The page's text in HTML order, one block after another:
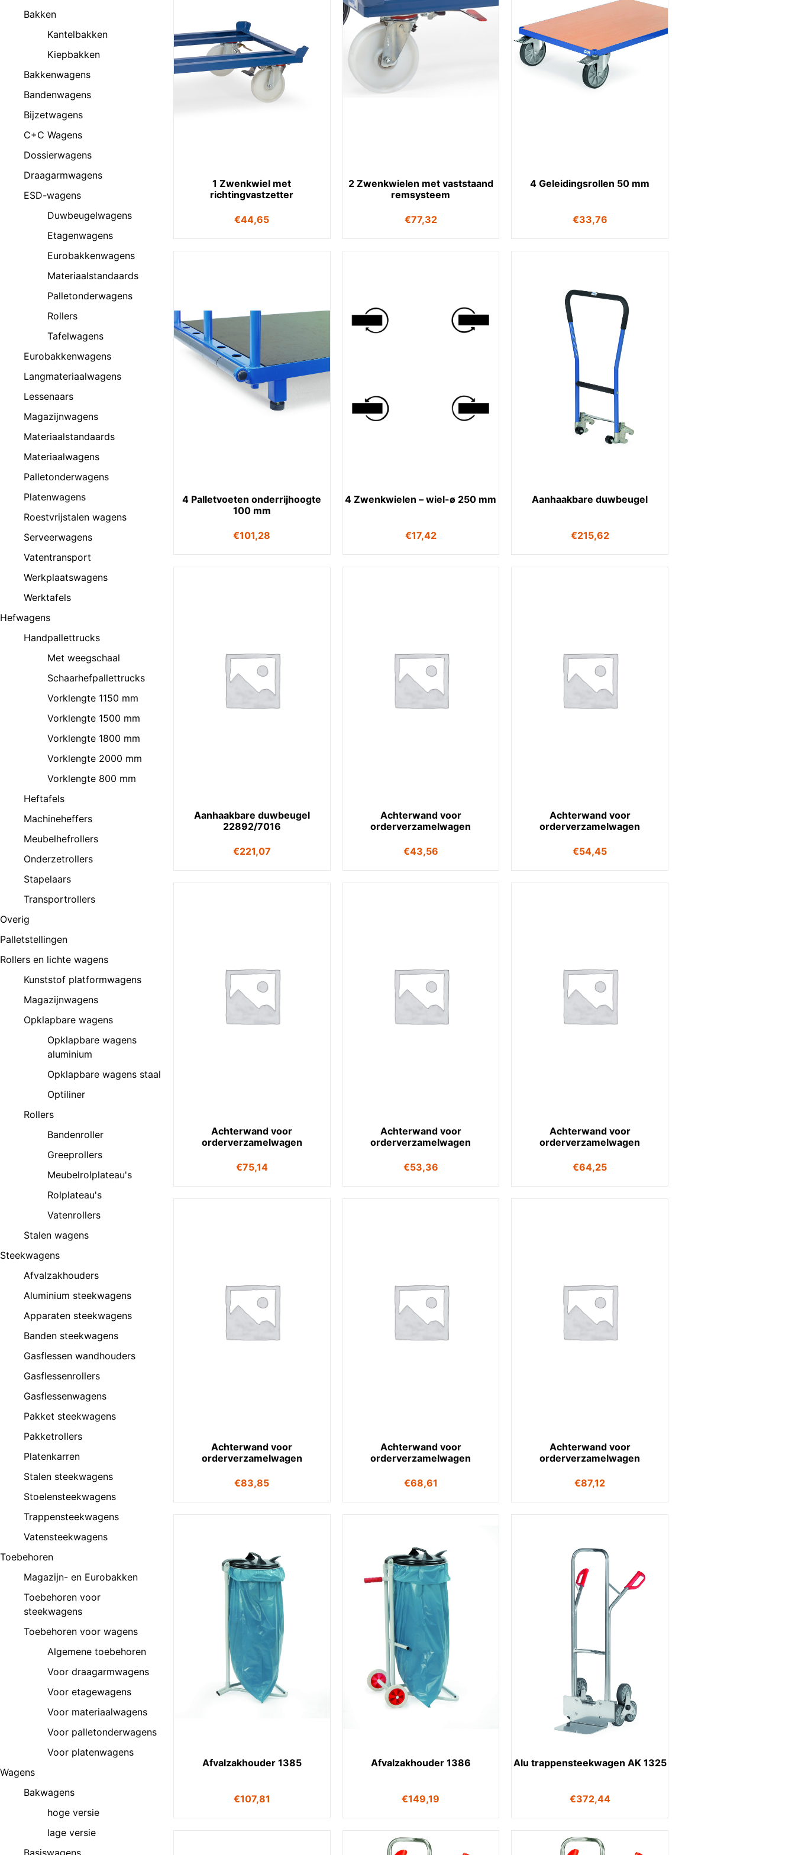
Bakken
Kantelbakken
Kiepbakken
Bakkenwagens
Bandenwagens
Bijzetwagens
C+C Wagens
Dossierwagens
Draagarmwagens
ESD-wagens
Duwbeugelwagens
Etagenwagens
Eurobakkenwagens
Materiaalstandaards
Palletonderwagens
Rollers
Tafelwagens
Eurobakkenwagens
Langmateriaalwagens
Lessenaars
Magazijnwagens
Materiaalstandaards
Materiaalwagens
Palletonderwagens
Platenwagens
Roestvrijstalen wagens
Serveerwagens
Vatentransport
Werkplaatswagens
Werktafels
Hefwagens
Handpallettrucks
Met weegschaal
Schaarhefpallettrucks
Vorklengte 1150 mm
Vorklengte 1500 mm
Vorklengte 1800 mm
Vorklengte 2000 mm
Vorklengte 800 mm
Heftafels
Machineheffers
Meubelhefrollers
Onderzetrollers
Stapelaars
Transportrollers
Overig
Palletstellingen
Rollers en lichte wagens
Kunststof platformwagens
Magazijnwagens
Opklapbare wagens
Opklapbare wagens
aluminium
Opklapbare wagens staal
Optiliner
Rollers
Bandenroller
Greeprollers
Meubelrolplateau's
Rolplateau's
Vatenrollers
Stalen wagens
Steekwagens
Afvalzakhouders
Aluminium steekwagens
Apparaten steekwagens
Banden steekwagens
Gasflessen wandhouders
Gasflessenrollers
Gasflessenwagens
Pakket steekwagens
Pakketrollers
Platenkarren
Stalen steekwagens
Stoelensteekwagens
Trappensteekwagens
Vatensteekwagens
Toebehoren
Magazijn- en Eurobakken
Toebehoren voor
steekwagens
Toebehoren voor wagens
Algemene toebehoren
Voor draagarmwagens
Voor etagewagens
Voor materiaalwagens
Voor palletonderwagens
Voor platenwagens
Wagens
Bakwagens
hoge versie
lage versie
Basiswagens
1 Zwenkwiel met
richtingvastzetter
€44,65
2 Zwenkwielen met vaststaand
remsysteem
€77,32
4 Geleidingsrollen 50 mm
€33,76
4 Palletvoeten onderrijhoogte
100 mm
€101,28
4 Zwenkwielen – wiel-ø 250 mm
€17,42
Aanhaakbare duwbeugel
€215,62
Aanhaakbare duwbeugel
22892/7016
€221,07
Achterwand voor
orderverzamelwagen
€43,56
Achterwand voor
orderverzamelwagen
€54,45
Achterwand voor
orderverzamelwagen
€75,14
Achterwand voor
orderverzamelwagen
€53,36
Achterwand voor
orderverzamelwagen
€64,25
Achterwand voor
orderverzamelwagen
€83,85
Achterwand voor
orderverzamelwagen
€68,61
Achterwand voor
orderverzamelwagen
€87,12
Afvalzakhouder 1385
€107,81
Afvalzakhouder 1386
€149,19
Alu trappensteekwagen AK 1325
€372,44